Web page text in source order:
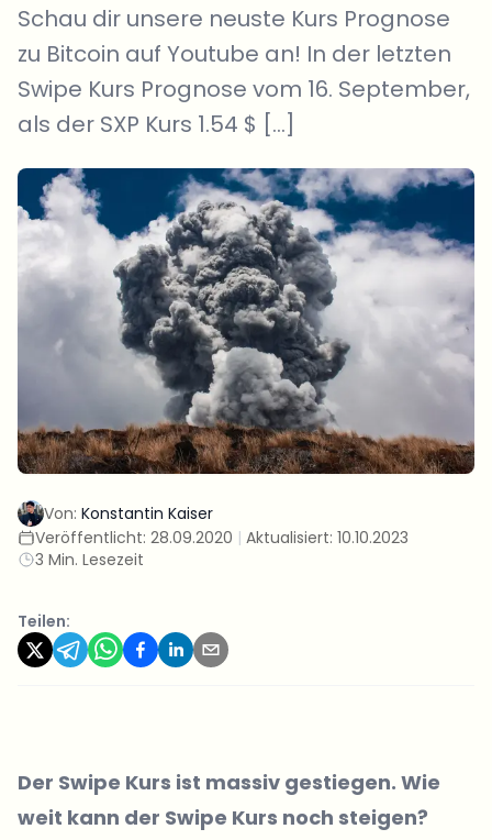
Schau dir unsere neuste Kurs Prognose
zu Bitcoin auf Youtube an! In der letzten
Swipe Kurs Prognose vom 16. September,
als der SXP Kurs 1.54 $ […]
Von: Konstantin Kaiser
Veröffentlicht: 28.09.2020 | Aktualisiert: 10.10.2023
3 Min. Lesezeit
Teilen:
Der Swipe Kurs ist massiv gestiegen. Wie
weit kann der Swipe Kurs noch steigen?